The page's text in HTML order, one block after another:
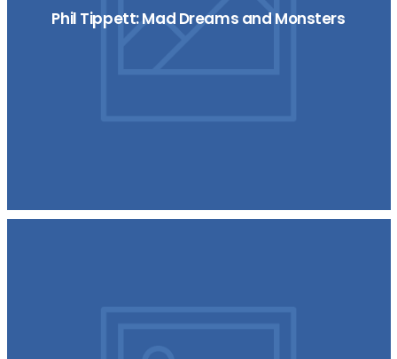
Phil Tippett: Mad Dreams and Monsters